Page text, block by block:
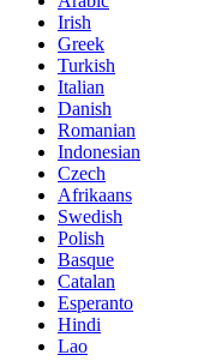
Irish
Greek
Turkish
Italian
Danish
Romanian
Indonesian
Czech
Afrikaans
Swedish
Polish
Basque
Catalan
Esperanto
Hindi
Lao